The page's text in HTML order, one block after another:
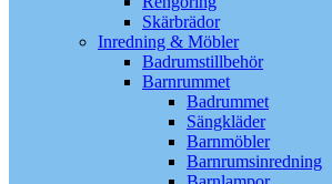
Skärbrädor
Inredning & Möbler
Badrumstillbehör
Barnrummet
Badrummet
Sängkläder
Barnmöbler
Barnrumsinredning